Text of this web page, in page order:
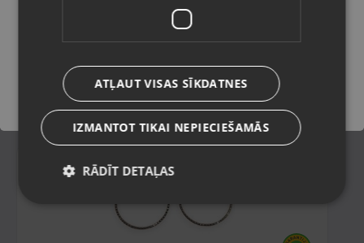
Stāvoklis Restaurēts (Garantija 24 mēneši)
190.00 €
8.64€/mēn.
Saglabāt
ATĻAUT VISAS SĪKDATNES
IZMANTOT TIKAI NEPIECIEŠAMĀS
RĀDĪT DETAĻAS